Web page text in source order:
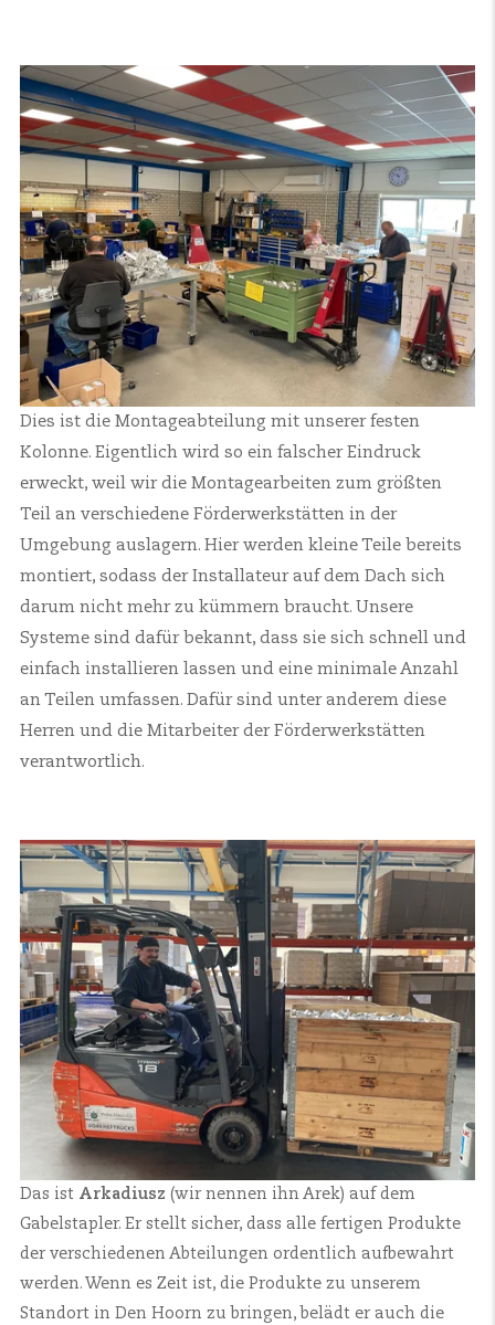
Dies ist die Montageabteilung mit unserer festen
Kolonne. Eigentlich wird so ein falscher Eindruck
erweckt, weil wir die Montagearbeiten zum größten
Teil an verschiedene Förderwerkstätten in der
Umgebung auslagern. Hier werden kleine Teile bereits
montiert, sodass der Installateur auf dem Dach sich
darum nicht mehr zu kümmern braucht. Unsere
Systeme sind dafür bekannt, dass sie sich schnell und
einfach installieren lassen und eine minimale Anzahl
an Teilen umfassen. Dafür sind unter anderem diese
Herren und die Mitarbeiter der Förderwerkstätten
verantwortlich.
Das ist Arkadiusz (wir nennen ihn Arek) auf dem
Gabelstapler. Er stellt sicher, dass alle fertigen Produkte
der verschiedenen Abteilungen ordentlich aufbewahrt
werden. Wenn es Zeit ist, die Produkte zu unserem
Standort in Den Hoorn zu bringen, belädt er auch die